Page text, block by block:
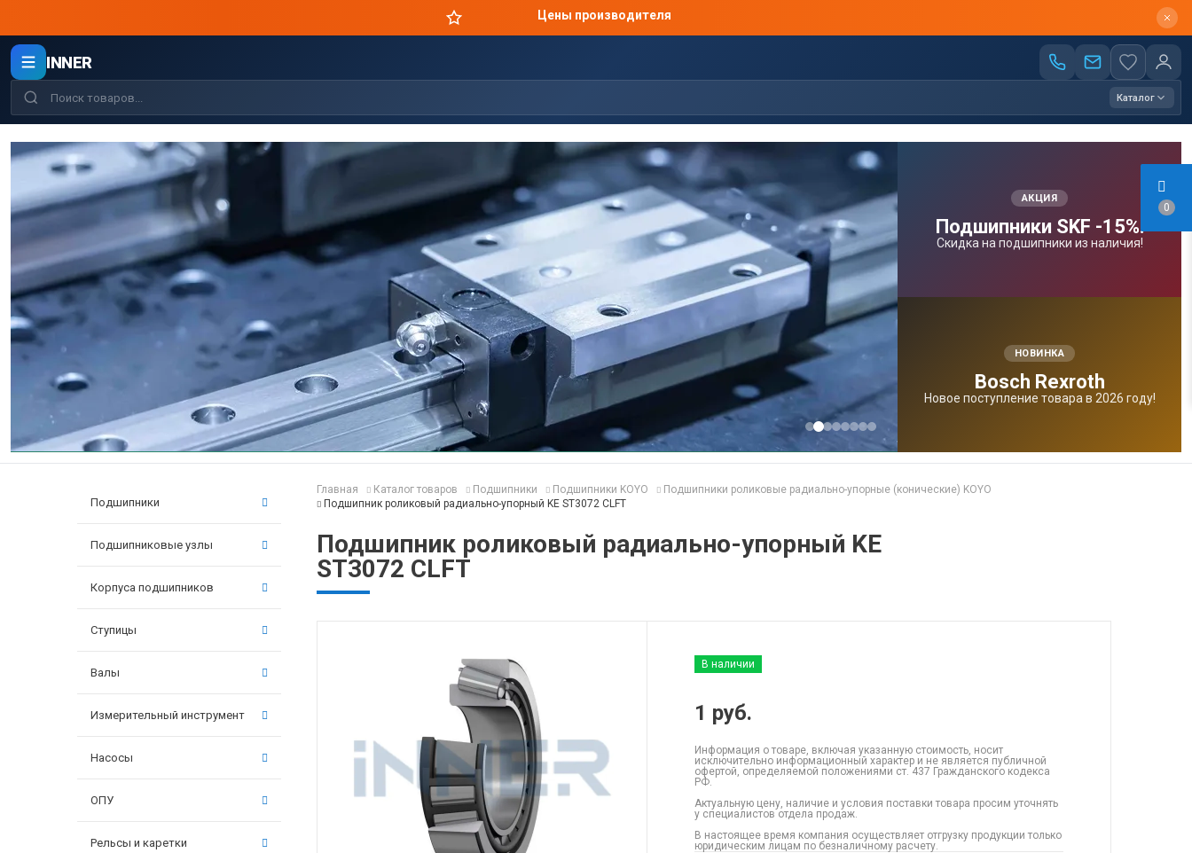
0
Цены производителя
INNER
Каталог
АКЦИЯ
Подшипники SKF -15%!
Скидка на подшипники из наличия!
НОВИНКА
Bosсh Rexroth
Новое поступление товара в 2026 году!
Подшипники
Подшипниковые узлы
Корпуса подшипников
Ступицы
Валы
Измерительный инструмент
Насосы
ОПУ
Рельсы и каретки
Главная Каталог товаров Подшипники Подшипники KOYO
Подшипники роликовые радиально-упорные (конические) KOYO
Подшипник роликовый радиально-упорный KE ST3072 CLFT
Подшипник роликовый радиально-упорный KE
ST3072 CLFT
В наличии
1 руб.
Информация о товаре, включая указанную стоимость, носит
исключительно информационный характер и не является публичной
офертой, определяемой положениями ст. 437 Гражданского кодекса
РФ.
Актуальную цену, наличие и условия поставки товара просим уточнять
у специалистов отдела продаж.
В настоящее время компания осуществляет отгрузку продукции только
юридическим лицам по безналичному расчету.